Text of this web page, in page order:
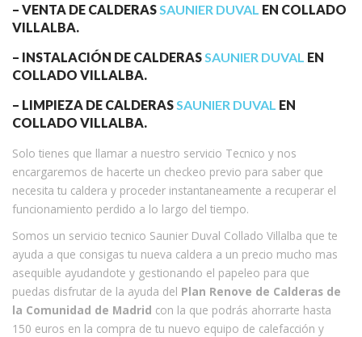
– VENTA DE CALDERAS SAUNIER DUVAL EN COLLADO
VILLALBA.
– INSTALACIÓN DE CALDERAS SAUNIER DUVAL EN
COLLADO VILLALBA.
– LIMPIEZA DE CALDERAS SAUNIER DUVAL EN
COLLADO VILLALBA.
Solo tienes que llamar a nuestro servicio Tecnico y nos
encargaremos de hacerte un checkeo previo para saber que
necesita tu caldera y proceder instantaneamente a recuperar el
funcionamiento perdido a lo largo del tiempo.
Somos un servicio tecnico Saunier Duval Collado Villalba que te
ayuda a que consigas tu nueva caldera a un precio mucho mas
asequible ayudandote y gestionando el papeleo para que
puedas disfrutar de la ayuda del Plan Renove de Calderas de
la Comunidad de Madrid con la que podrás ahorrarte hasta
150 euros en la compra de tu nuevo equipo de calefacción y